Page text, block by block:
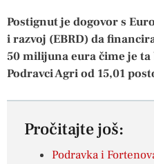
Postignut je dogovor s
i razvoj (EBRD) da
50 milijuna eura čime je
Podravci Agri od 15,01
Pročitajte još:
Podravka i